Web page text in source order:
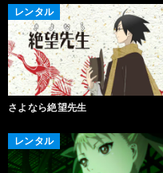
レンタル
さよなら絶望先生
レンタル